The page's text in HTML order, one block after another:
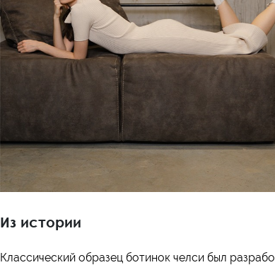
Из истории
Классический образец ботинок челси был